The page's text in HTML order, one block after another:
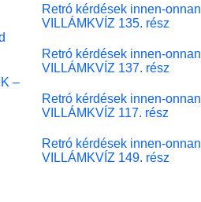
–
Retró kérdések innen-onnan
VILLÁMKVÍZ 135. rész
Retró kérdések innen-onnan
VILLÁMKVÍZ 137. rész
Retró kérdések innen-onnan
VILLÁMKVÍZ 117. rész
Retró kérdések innen-onnan
VILLÁMKVÍZ 149. rész